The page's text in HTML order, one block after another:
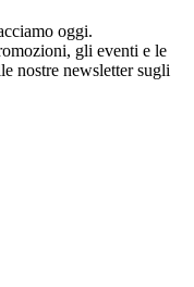
oggi.
gli eventi e le
nostre newsletter sugli